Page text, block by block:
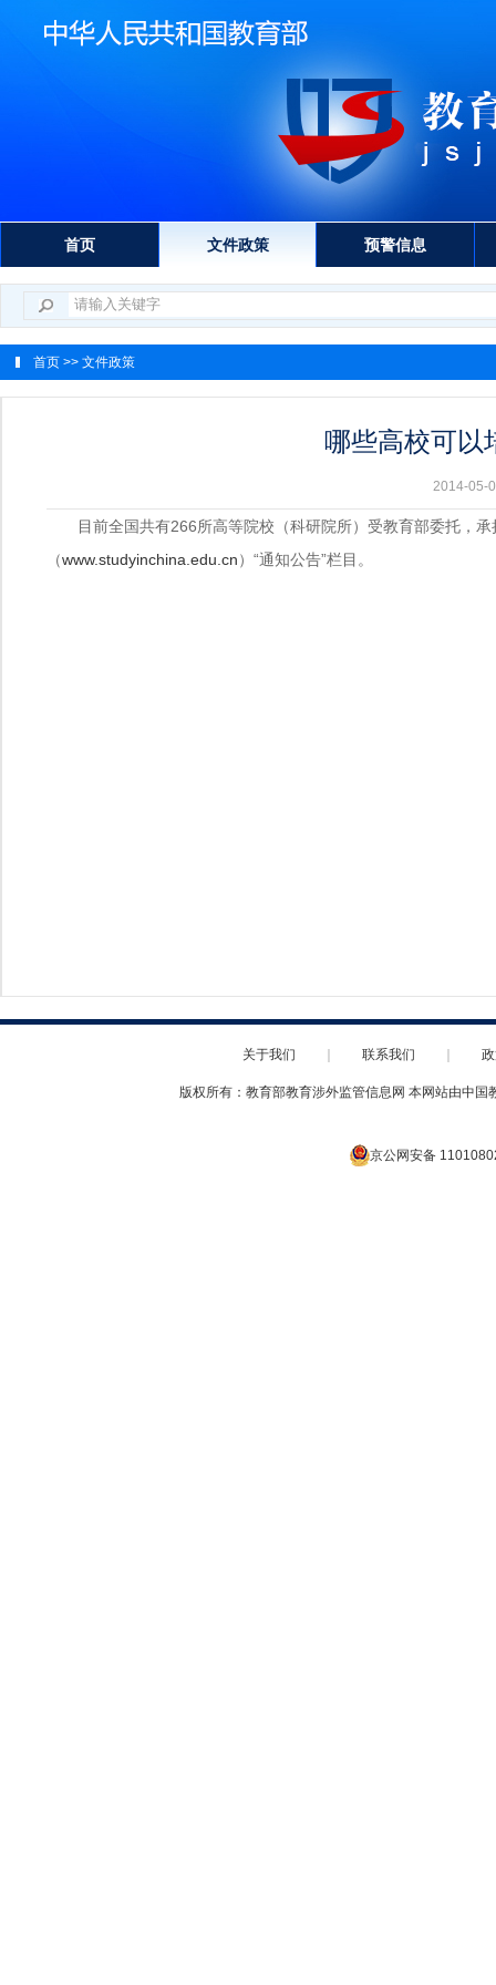
首页 文件政策 预警信息
首页 >> 文件政策
哪些高校可以
2014-05-
目前全国共有266所高等院校（科研院所）受教育部委托，
（www.studyinchina.edu.cn）“通知公告”栏目。
关于我们 联系我们
版权所有：教育部教育涉外监管信息网 本网站由中
京公网安备